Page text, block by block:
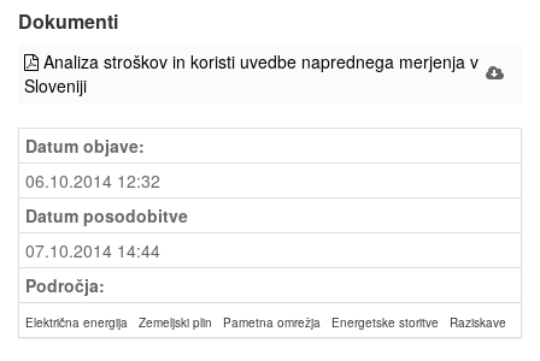
Dokumenti
Analiza stroškov in koristi uvedbe naprednega merjenja v
Sloveniji
Datum objave:
06.10.2014 12:32
Datum posodobitve
07.10.2014 14:44
Področja:
Električna energija Zemeljski plin Pametna omrežja Energetske storitve Raziskave